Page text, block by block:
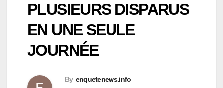
PLUSIEURS DISPARUS
EN UNE SEULE
JOURNÉE
By enquetenews.info